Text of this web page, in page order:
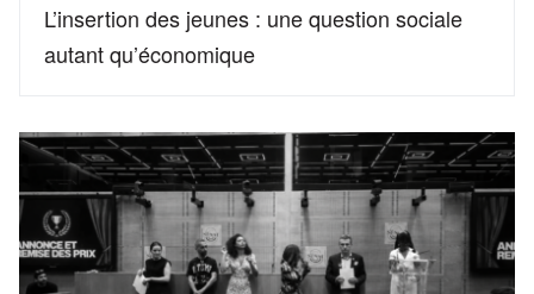
L’insertion des jeunes : une question sociale
autant qu’économique